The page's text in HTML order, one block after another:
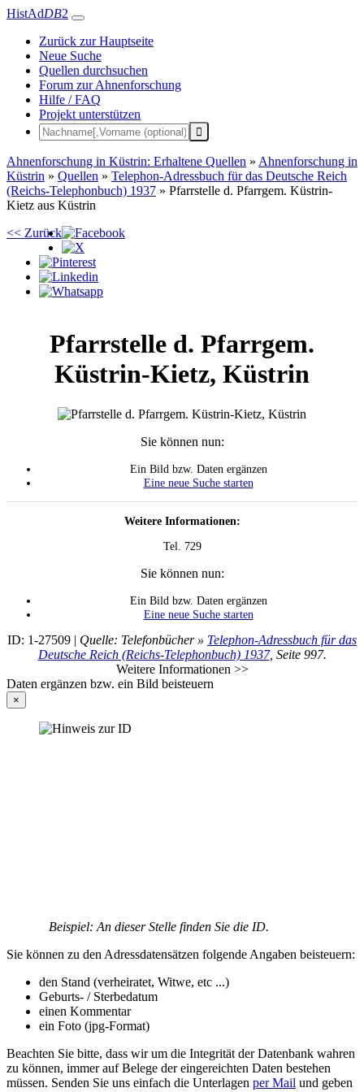
HistAdDB2
Zurück zur Hauptseite
Neue Suche
Quellen durchsuchen
Forum zur Ahnenforschung
Hilfe / FAQ
Projekt unterstützen
Ahnenforschung in Küstrin: Erhaltene Quellen » Ahnenforschung in
Küstrin » Quellen » Telephon-Adressbuch für das Deutsche Reich
(Reichs-Telephonbuch) 1937 » Pfarrstelle d. Pfarrgem. Küstrin-
Kietz aus Küstrin
<< Zurück
Pfarrstelle d. Pfarrgem.
Küstrin-Kietz, Küstrin
Sie können nun:
Ein Bild bzw. Daten ergänzen
Eine neue Suche starten
Weitere Informationen:
Tel. 729
Sie können nun:
Ein Bild bzw. Daten ergänzen
Eine neue Suche starten
ID: 1-27509 | Quelle: Telefonbücher » Telephon-Adressbuch für das
Deutsche Reich (Reichs-Telephonbuch) 1937, Seite 997.
Weitere Informationen >>
Daten ergänzen bzw. ein Bild beisteuern
×
Beispiel: An dieser Stelle finden Sie die ID.
Sie können zu den Adressdatensätzen folgende Angaben beisteuern:
den Stand (verheiratet, Witwe, etc ...)
Geburts- / Sterbedatum
einen Kommentar
ein Foto (jpg-Format)
Beachten Sie bitte, dass wir um die Integrität der Datenbank wahren
zu können, immer auf Belege der eingereichten Daten bestehen
müssen. Senden Sie uns einfach die Unterlagen per Mail und geben